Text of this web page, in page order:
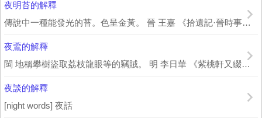
夜明苔的解釋
傳說中一種能發光的苔。色呈金黃。 晉 王嘉 《拾遺記·晉時事》：“宮人有幸者...
夜鷰的解釋
閩 地稱攀樹盜取荔枝龍眼等的竊賊。 明 李日華 《紫桃軒又綴》卷一：“ 閩 中...
夜談的解釋
[night words] 夜話